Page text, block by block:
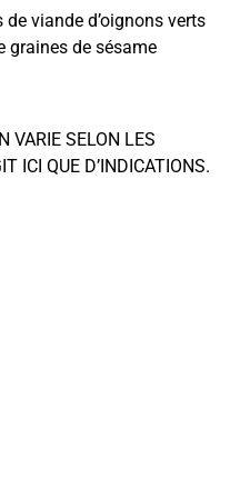
viande d’oignons verts
graines de sésame
VARIE SELON LES
ICI QUE D’INDICATIONS.